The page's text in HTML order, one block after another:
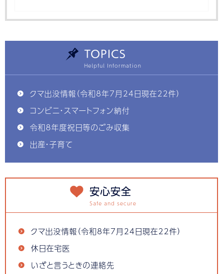
TOPICS
クマ出没情報（令和8年7月24日現在22件）
コンビニ・スマートフォン納付
令和8年度祝日等のごみ収集
出産・子育て
安心安全
クマ出没情報（令和8年7月24日現在22件）
休日在宅医
いざと言うときの連絡先